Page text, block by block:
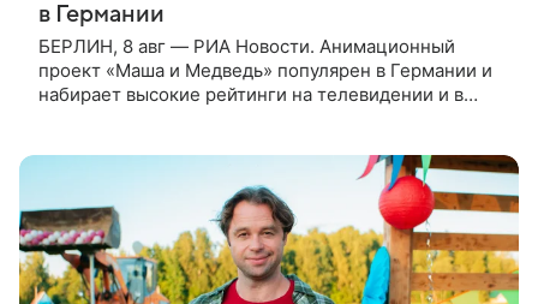
в Германии
БЕРЛИН, 8 авг — РИА Новости. Анимационный
проект «Маша и Медведь» популярен в Германии и
набирает высокие рейтинги на телевидении и в